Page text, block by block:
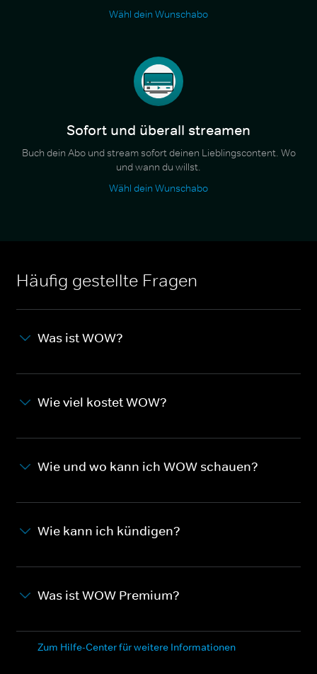
Wähl dein Wunschabo
Sofort und überall streamen
Buch dein Abo und stream sofort deinen Lieblingscontent. Wo
und wann du willst.
Wähl dein Wunschabo
Häufig gestellte Fragen
Was ist WOW?
Wie viel kostet WOW?
Wie und wo kann ich WOW schauen?
Wie kann ich kündigen?
Was ist WOW Premium?
Zum Hilfe-Center für weitere Informationen